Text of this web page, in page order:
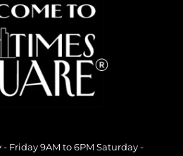
Friday 9AM to 6PM Saturday -